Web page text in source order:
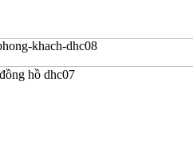
khach-dhc08